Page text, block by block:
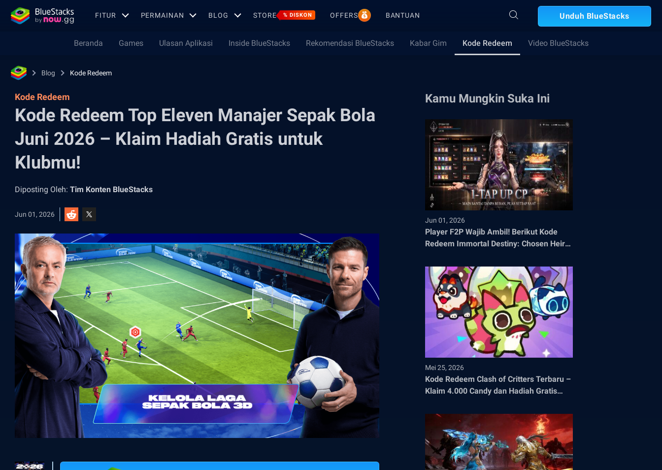
FITUR PERMAINAN BLOG STORE % DISKON OFFERS BANTUAN Unduh BlueStacks
Beranda Games Ulasan Aplikasi Inside BlueStacks Rekomendasi BlueStacks Kabar Gim Kode Redeem Video BlueStacks
Blog Kode Redeem
Kode Redeem
Kode Redeem Top Eleven Manajer Sepak Bola
Juni 2026 – Klaim Hadiah Gratis untuk
Klubmu!
Diposting Oleh: Tim Konten BlueStacks
Jun 01, 2026
Kamu Mungkin Suka Ini
Jun 01, 2026
Player F2P Wajib Ambil! Berikut Kode
Redeem Immortal Destiny: Chosen Heirs
Mei 25, 2026
Kode Redeem Clash of Critters Terbaru –
Klaim 4.000 Candy dan Hadiah Gratis